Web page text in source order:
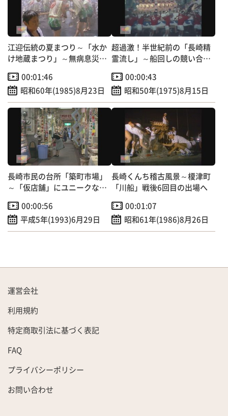
江迎伝統の夏まつり～「水か
け地蔵まつり」～無病息災、
00:01:46
昭和60年(1985)8月23日
超過激！半世紀前の「長崎精
霊流し」～船回しの競い合
00:00:43
昭和50年(1975)8月15日
長崎市民の台所「築町市場」
～「仮店舗」にユニークな七
00:00:56
平成5年(1993)6月29日
長崎くんち稽古風景～榎津町
「川船」戦後6回目の出場へ
00:01:07
昭和61年(1986)8月26日
運営会社
利用規約
特定商取引法に基づく表記
FAQ
プライバシーポリシー
お問い合わせ